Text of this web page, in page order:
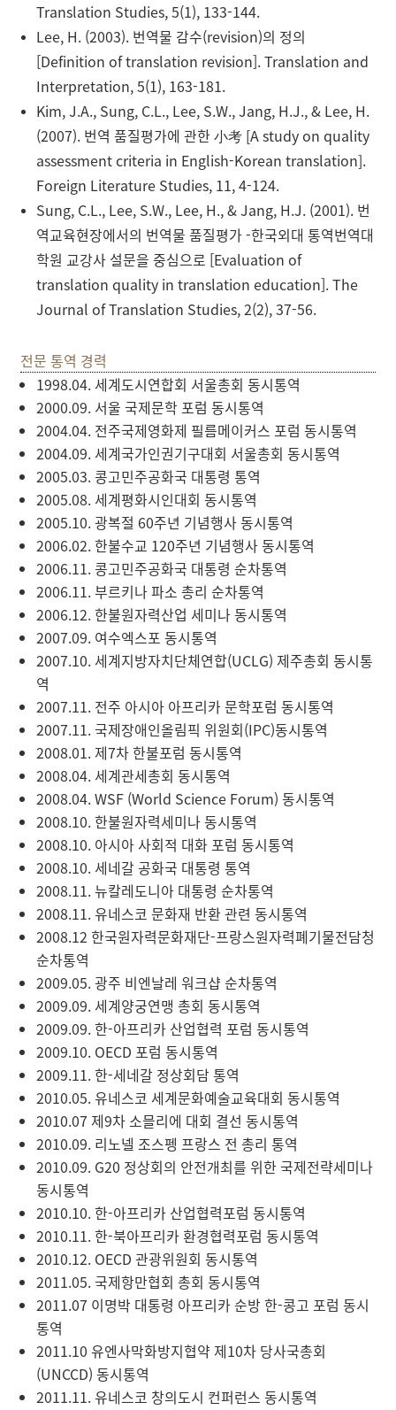
Translation Studies, 5(1), 133-144.
Lee, H. (2003). 번역물 감수(revision)의 정의
[Definition of translation revision]. Translation and
Interpretation, 5(1), 163-181.
Kim, J.A., Sung, C.L., Lee, S.W., Jang, H.J., & Lee, H.
(2007). 번역 품질평가에 관한 小考 [A study on quality
assessment criteria in English-Korean translation].
Foreign Literature Studies, 11, 4-124.
Sung, C.L., Lee, S.W., Lee, H., & Jang, H.J. (2001). 번
역교육현장에서의 번역물 품질평가 -한국외대 통역번역대
학원 교강사 설문을 중심으로 [Evaluation of
translation quality in translation education]. The
Journal of Translation Studies, 2(2), 37-56.
전문 통역 경력
1998.04. 세계도시연합회 서울총회 동시통역
2000.09. 서울 국제문학 포럼 동시통역
2004.04. 전주국제영화제 필름메이커스 포럼 동시통역
2004.09. 세계국가인권기구대회 서울총회 동시통역
2005.03. 콩고민주공화국 대통령 통역
2005.08. 세계평화시인대회 동시통역
2005.10. 광복절 60주년 기념행사 동시통역
2006.02. 한불수교 120주년 기념행사 동시통역
2006.11. 콩고민주공화국 대통령 순차통역
2006.11. 부르키나 파소 총리 순차통역
2006.12. 한불원자력산업 세미나 동시통역
2007.09. 여수엑스포 동시통역
2007.10. 세계지방자치단체연합(UCLG) 제주총회 동시통
역
2007.11. 전주 아시아 아프리카 문학포럼 동시통역
2007.11. 국제장애인올림픽 위원회(IPC)동시통역
2008.01. 제7차 한불포럼 동시통역
2008.04. 세계관세총회 동시통역
2008.04. WSF (World Science Forum) 동시통역
2008.10. 한불원자력세미나 동시통역
2008.10. 아시아 사회적 대화 포럼 동시통역
2008.10. 세네갈 공화국 대통령 통역
2008.11. 뉴칼레도니아 대통령 순차통역
2008.11. 유네스코 문화재 반환 관련 동시통역
2008.12 한국원자력문화재단-프랑스원자력폐기물전담청
순차통역
2009.05. 광주 비엔날레 워크샵 순차통역
2009.09. 세계양궁연맹 총회 동시통역
2009.09. 한-아프리카 산업협력 포럼 동시통역
2009.10. OECD 포럼 동시통역
2009.11. 한-세네갈 정상회담 통역
2010.05. 유네스코 세계문화예술교육대회 동시통역
2010.07 제9차 소믈리에 대회 결선 동시통역
2010.09. 리노넬 조스펭 프랑스 전 총리 통역
2010.09. G20 정상회의 안전개최를 위한 국제전략세미나
동시통역
2010.10. 한-아프리카 산업협력포럼 동시통역
2010.11. 한-북아프리카 환경협력포럼 동시통역
2010.12. OECD 관광위원회 동시통역
2011.05. 국제항만협회 총회 동시통역
2011.07 이명박 대통령 아프리카 순방 한-콩고 포럼 동시
통역
2011.10 유엔사막화방지협약 제10차 당사국총회
(UNCCD) 동시통역
2011.11. 유네스코 창의도시 컨퍼런스 동시통역